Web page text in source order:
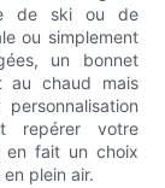
de ski ou de
ou simplement
un bonnet
au chaud mais
repérer votre
en fait un choix
plein air.